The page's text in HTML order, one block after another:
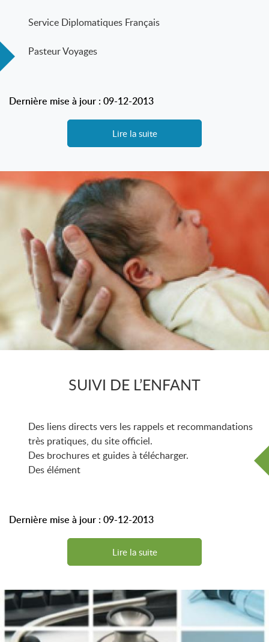
Service Diplomatiques Français
Pasteur Voyages
Dernière mise à jour : 09-12-2013
Lire la suite
SUIVI DE L’ENFANT
Des liens directs vers les rappels et recommandations
très pratiques, du site officiel.
Des brochures et guides à télécharger.
Des élément
Dernière mise à jour : 09-12-2013
Lire la suite